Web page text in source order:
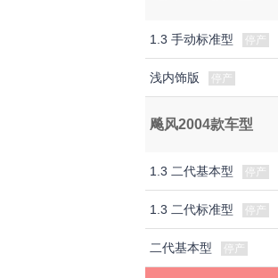
1.3 手动标准型 停产
浅内饰版 停产
飚风2004款车型
1.3 二代基本型 停产
1.3 二代标准型 停产
二代基本型 停产